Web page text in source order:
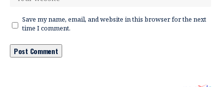
Save my name, email, and website in this browser for the next
time I comment.